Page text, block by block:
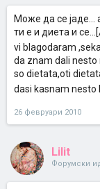
Може да се јаде...
ти е и диета и
vi blagodaram
da znam dali nesto
so dietata,oti
dasi kasnam nesto
26 февруари 2010
Lilit
Форумски